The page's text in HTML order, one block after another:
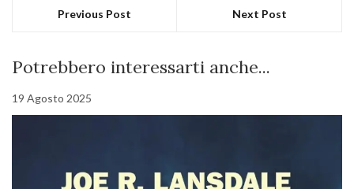
Previous Post Next Post
Potrebbero interessarti anche...
19 Agosto 2025